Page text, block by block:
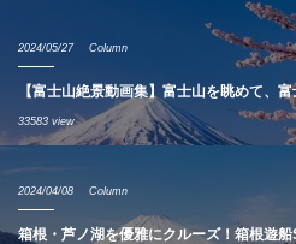
2024/05/27 Column
【富士山絶景動画集】富士山を眺めて、
33583 view
2024/04/08 Column
箱根・芦ノ湖を優雅にクルーズ！箱根遊